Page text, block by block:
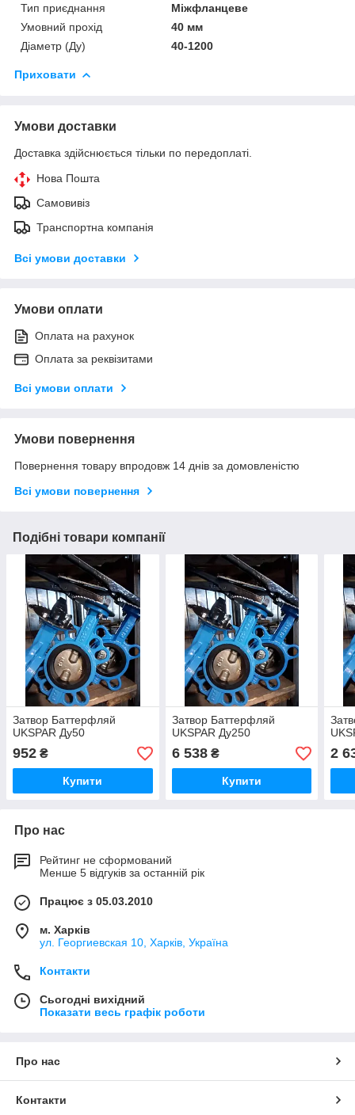
Тип приєднання
Міжфланцеве
Умовний прохід
40 мм
Діаметр (Ду)
40-1200
Приховати
Умови доставки
Доставка здійснюється тільки по передоплаті.
Нова Пошта
Самовивіз
Транспортна компанія
Всі умови доставки
Умови оплати
Оплата на рахунок
Оплата за реквізитами
Всі умови оплати
Умови повернення
Повернення товару впродовж 14 днів за домовленістю
Всі умови повернення
Подібні товари компанії
Затвор Баттерфляй
UKSPAR Ду50
952 ₴
Купити
Затвор Баттерфляй
UKSPAR Ду250
6 538₴
Купити
2
Про нас
Рейтинг не сформований
Менше 5 відгуків за останній рік
Працює з 05.03.2010
м. Харків
ул. Георгиевская 10, Харків, Україна
Контакти
Сьогодні вихідний
Показати весь графік роботи
Про нас
Контакти